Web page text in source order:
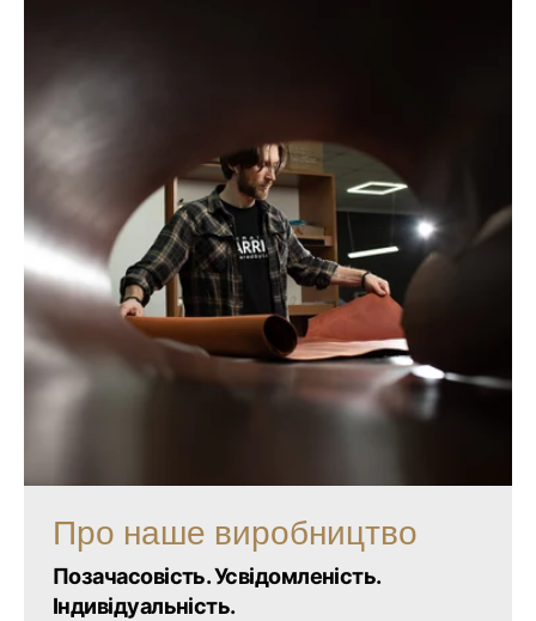
Про наше виробництво
Позачасовість. Усвідомленість.
Індивідуальність.